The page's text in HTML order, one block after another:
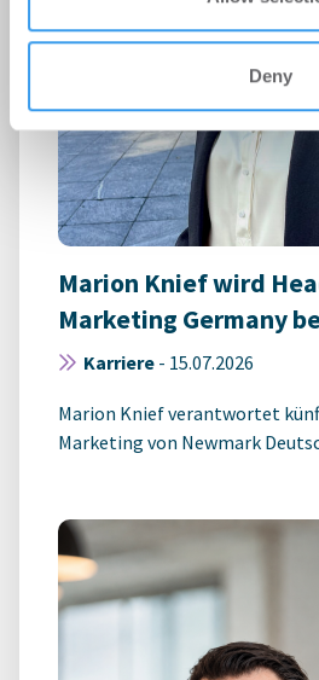
Deny
Marion Knief wird
Marketing Germany
Karriere - 15.07.2026
Marion Knief verantwortet
Marketing von Newmark